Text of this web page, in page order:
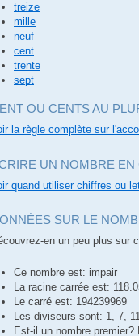
treize
mille
neuf
cent
trente
sept
OU CENTS AU
la règle complète sur
UN NOMBRE
quand utiliser chiffres ou
SUR LE
en un peu plus sur
Ce nombre est: impair
La racine carrée est:
Le carré est: 194239969
Les diviseurs sont: 1, 7,
Est-il un nombre premier?